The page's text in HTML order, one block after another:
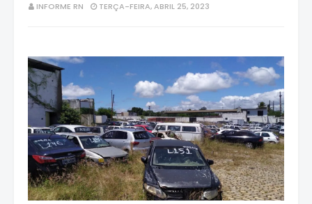
INFORME RN TERÇA-FEIRA, ABRIL 25, 2023